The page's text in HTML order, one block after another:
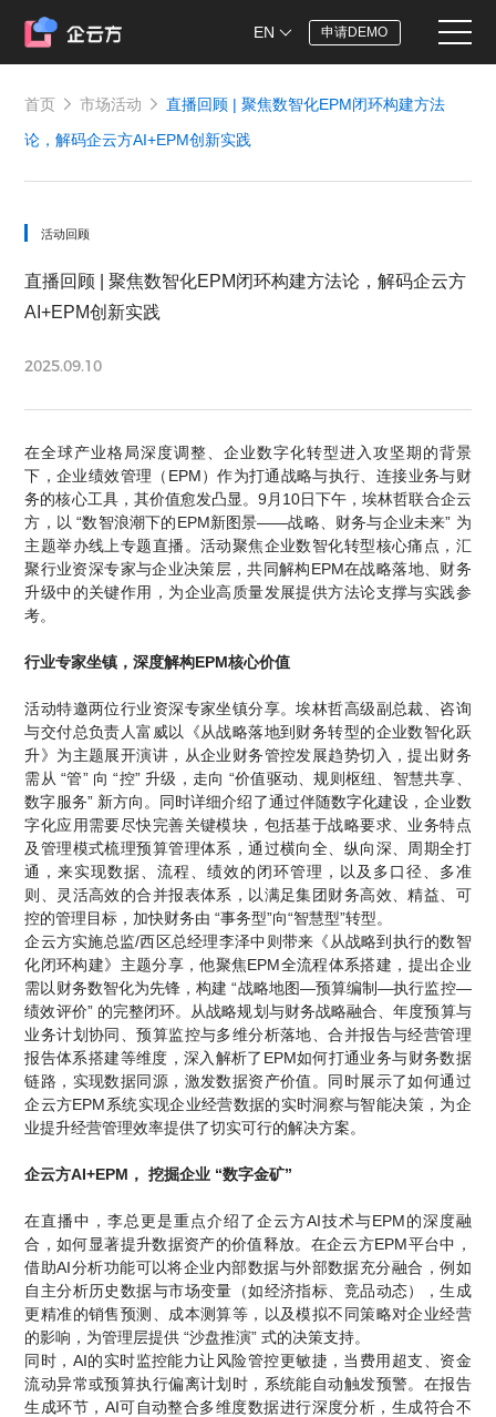
EN 申请DEMO
首页 市场活动
直播回顾 | 聚焦数智化EPM闭环构建方法
论，解码企云方AI+EPM创新实践
活动回顾
直播回顾 | 聚焦数智化EPM闭环构建方法论，解码企云方
AI+EPM创新实践
2025.09.10
在全球产业格局深度调整、企业数字化转型进入攻坚期的背景
下，企业绩效管理（EPM）作为打通战略与执行、连接业务与财
务的核心工具，其价值愈发凸显。9月10日下午，埃林哲联合企云
方，以 “数智浪潮下的EPM新图景——战略、财务与企业未来” 为
主题举办线上专题直播。活动聚焦企业数智化转型核心痛点，汇
聚行业资深专家与企业决策层，共同解构EPM在战略落地、财务
升级中的关键作用，为企业高质量发展提供方法论支撑与实践参
考。
行业专家坐镇，深度解构EPM核心价值
活动特邀两位行业资深专家坐镇分享。埃林哲高级副总裁、咨询
与交付总负责人富威以《从战略落地到财务转型的企业数智化跃
升》为主题展开演讲，从企业财务管控发展趋势切入，提出财务
需从 “管” 向 “控” 升级，走向 “价值驱动、规则枢纽、智慧共享、
数字服务” 新方向。同时详细介绍了通过伴随数字化建设，企业数
字化应用需要尽快完善关键模块，包括基于战略要求、业务特点
及管理模式梳理预算管理体系，通过横向全、纵向深、周期全打
通，来实现数据、流程、绩效的闭环管理，以及多口径、多准
则、灵活高效的合并报表体系，以满足集团财务高效、精益、可
控的管理目标，加快财务由 “事务型”向“智慧型”转型。
企云方实施总监/西区总经理李泽中则带来《从战略到执行的数智
化闭环构建》主题分享，他聚焦EPM全流程体系搭建，提出企业
需以财务数智化为先锋，构建 “战略地图—预算编制—执行监控—
绩效评价” 的完整闭环。从战略规划与财务战略融合、年度预算与
业务计划协同、预算监控与多维分析落地、合并报告与经营管理
报告体系搭建等维度，深入解析了EPM如何打通业务与财务数据
链路，实现数据同源，激发数据资产价值。同时展示了如何通过
企云方EPM系统实现企业经营数据的实时洞察与智能决策，为企
业提升经营管理效率提供了切实可行的解决方案。
企云方AI+EPM， 挖掘企业 “数字金矿”
在直播中，李总更是重点介绍了企云方AI技术与EPM的深度融
合，如何显著提升数据资产的价值释放。在企云方EPM平台中，
借助AI分析功能可以将企业内部数据与外部数据充分融合，例如
自主分析历史数据与市场变量（如经济指标、竞品动态），生成
更精准的销售预测、成本测算等，以及模拟不同策略对企业经营
的影响，为管理层提供 “沙盘推演” 式的决策支持。
同时，AI的实时监控能力让风险管控更敏捷，当费用超支、资金
流动异常或预算执行偏离计划时，系统能自动触发预警。在报告
生成环节，AI可自动整合多维度数据进行深度分析，生成符合不